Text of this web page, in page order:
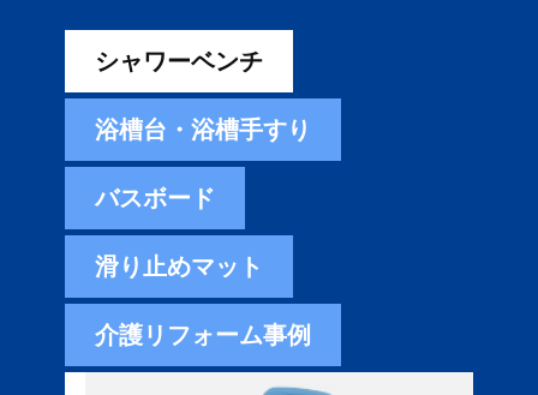
シャワーベンチ
浴槽台・浴槽手すり
バスボード
滑り止めマット
介護リフォーム事例